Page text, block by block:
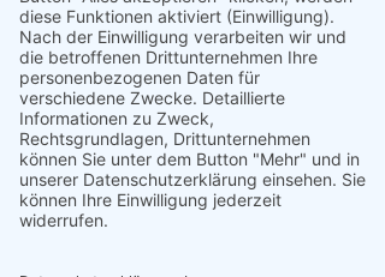
Artikelnummer: 210305
Brettchen »Auf der Mauer«